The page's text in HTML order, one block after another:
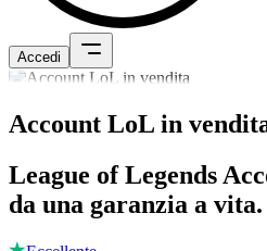
Accedi
Account LoL in
League of Legends
da una garanzia a vita.